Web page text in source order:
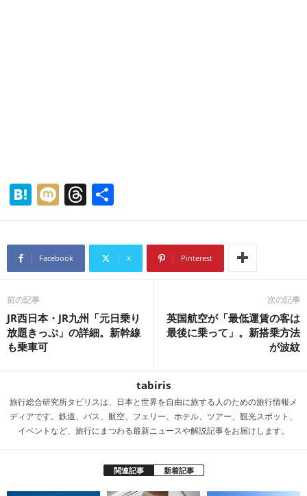
H
at
e
n
a
M
ixi
T
hr
e
d
有
Facebook X Pinterest
前の記事
JR西日本・JR九州「元日乗り
放題きっぷ」の詳細。新幹線
も乗車可
次の記事
英国航空が「最低運賃の客は
最後に乗って」。新搭乗方法
が波紋
tabiris
旅行総合研究所タビリスは、日本と世界を自由に旅する人のための旅行情報メ
ディアです。鉄道、バス、航空、フェリー、ホテル、ツアー、観光スポット、
イベントなど、旅行にまつわる最新ニュースや解説記事をお届けします。
関連記事 新着記事